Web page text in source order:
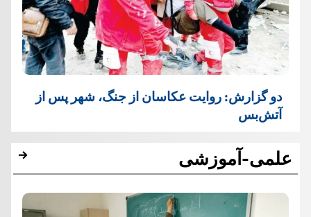
دو گزارش: روایت عکاسان از جنگ، شهر پس از
آتش‌بس
علمی-آموزشی